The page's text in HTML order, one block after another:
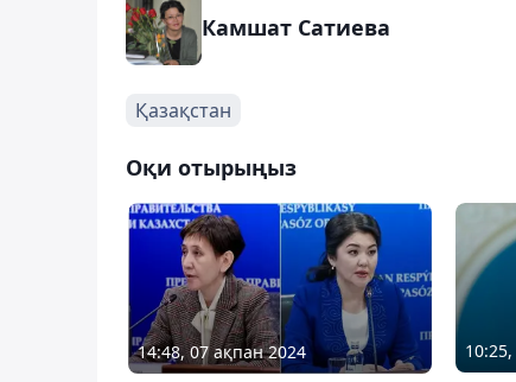
Камшат Сатиева
Қазақстан
Оқи отырыңыз
14:48, 07 ақпан 2024